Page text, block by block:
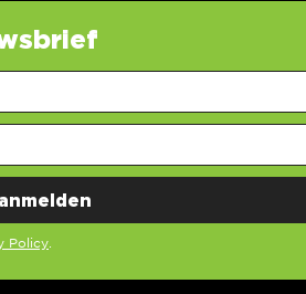
Policy